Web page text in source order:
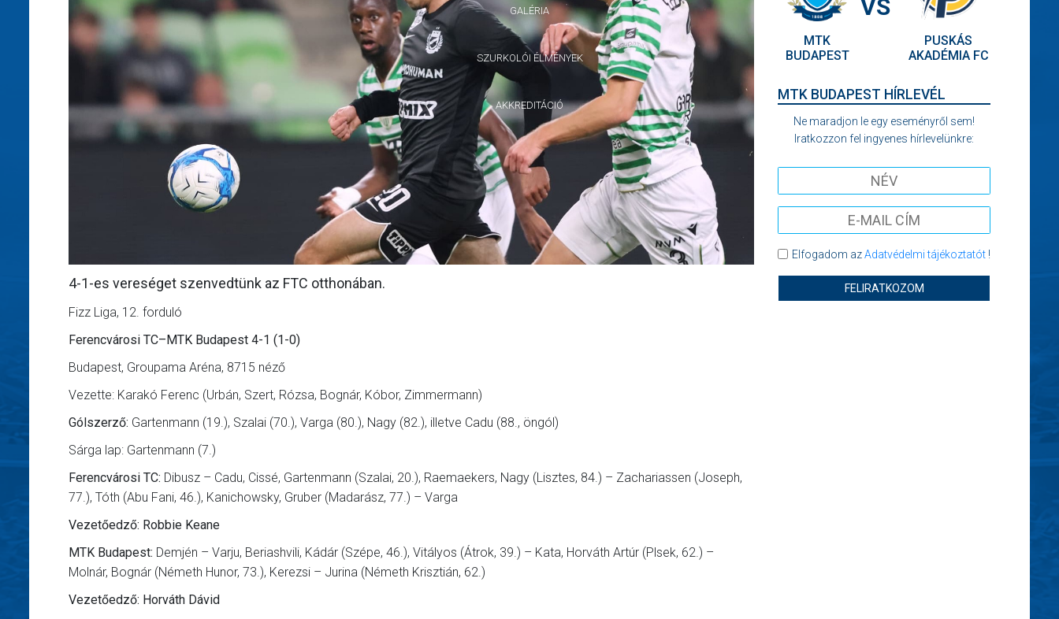
GALÉRIA
SZURKOLÓI ÉLMÉNYEK
AKKREDITÁCIÓ
4-1-es vereséget szenvedtünk az FTC otthonában.
Fizz Liga, 12. forduló
Ferencvárosi TC–MTK Budapest 4-1 (1-0)
Budapest, Groupama Aréna, 8715 néző
Vezette: Karakó Ferenc (Urbán, Szert, Rózsa, Bognár, Kóbor, Zimmermann)
Gólszerző: Gartenmann (19.), Szalai (70.), Varga (80.), Nagy (82.), illetve Cadu (88., öngól)
Sárga lap: Gartenmann (7.)
Ferencvárosi TC: Dibusz – Cadu, Cissé, Gartenmann (Szalai, 20.), Raemaekers, Nagy (Lisztes, 84.) – Zachariassen (Joseph,
77.), Tóth (Abu Fani, 46.), Kanichowsky, Gruber (Madarász, 77.) – Varga
Vezetőedző: Robbie Keane
MTK Budapest: Demjén – Varju, Beriashvili, Kádár (Szépe, 46.), Vitályos (Átrok, 39.) – Kata, Horváth Artúr (Plsek, 62.) –
Molnár, Bognár (Németh Hunor, 73.), Kerezsi – Jurina (Németh Krisztián, 62.)
Vezetőedző: Horváth Dávid
MTK
BUDAPEST
VS
PUSKÁS
AKADÉMIA FC
MTK BUDAPEST HÍRLEVÉL
Ne maradjon le egy eseményről sem!
Iratkozzon fel ingyenes hírlevelünkre:
Elfogadom azAdatvédelmi tájékoztatót!
FELIRATKOZOM